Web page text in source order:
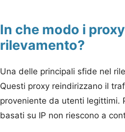
In che modo i
rilevamento?
Una delle principali sfide nel
Questi proxy reindirizzano il
proveniente da utenti legittimi.
basati su IP non riescono a